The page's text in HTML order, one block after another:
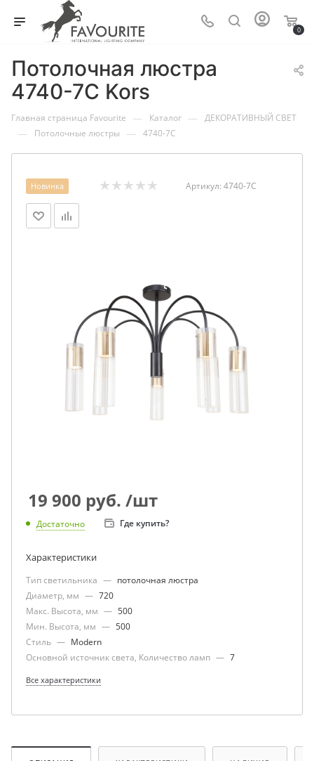
0
Потолочная люстра
4740-7C Kors
Главная страница Favourite — Каталог — ДЕКОРАТИВНЫЙ СВЕТ
— Потолочные люстры — 4740-7C
Новинка Артикул: 4740-7C
19 900 руб. /шт
Достаточно Где купить?
Характеристики
Тип светильника — потолочная люстра
Диаметр, мм — 720
Макс. Высота, мм — 500
Мин. Высота, мм — 500
Стиль — Modern
Основной источник света, Количество ламп — 7
Все характеристики